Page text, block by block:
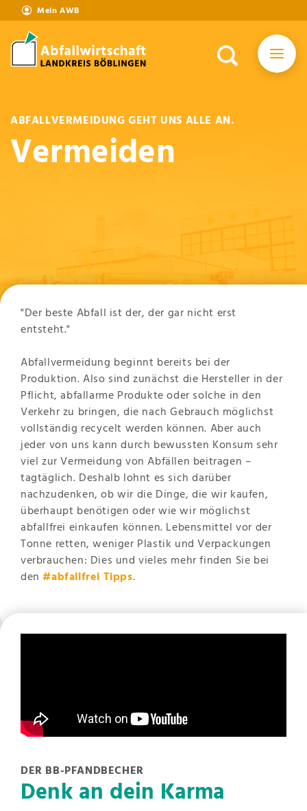
Mein AWB
ABFALLVERMEIDUNG GEHT UNS ALLE AN.
Vermeiden
"Der beste Abfall ist der, der gar nicht erst
entsteht."
Abfallvermeidung beginnt bereits bei der
Produktion. Also sind zunächst die Hersteller in der
Pflicht, abfallarme Produkte oder solche in den
Verkehr zu bringen, die nach Gebrauch möglichst
vollständig recycelt werden können. Aber auch
jeder von uns kann durch bewussten Konsum sehr
viel zur Vermeidung von Abfällen beitragen –
tagtäglich. Deshalb lohnt es sich darüber
nachzudenken, ob wir die Dinge, die wir kaufen,
überhaupt benötigen oder wie wir möglichst
abfallfrei einkaufen können. Lebensmittel vor der
Tonne retten, weniger Plastik und Verpackungen
verbrauchen: Dies und vieles mehr finden Sie bei
den#abfallfrei Tipps.
DER BB-PFANDBECHER
Denk an dein Karma